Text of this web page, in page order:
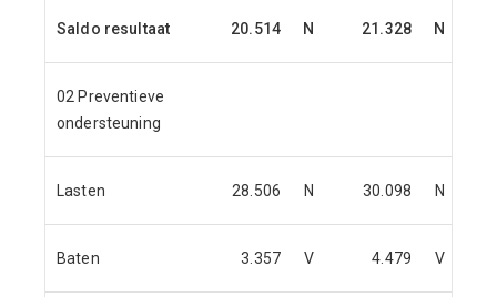
Saldo resultaat 20.514 N 21.328 N
02 Preventieve
ondersteuning
Lasten 28.506 N 30.098 N
Baten 3.357 V 4.479 V